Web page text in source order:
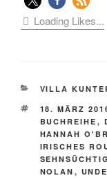
Loading Likes...
KATEGORIEN
VILLA
18. MÄRZ
BUCHREIHE ,
HANNAH
IRISCHES
NOLAN ,